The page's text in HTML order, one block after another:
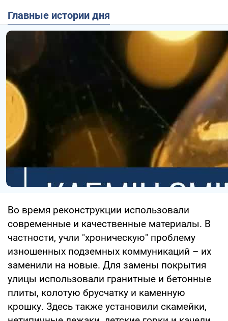
Главные истории дня
Во время реконструкции использовали
современные и качественные материалы. В
частности, учли "хроническую" проблему
изношенных подземных коммуникаций – их
заменили на новые. Для замены покрытия
улицы использовали гранитные и бетонные
плиты, колотую брусчатку и каменную
крошку. Здесь также установили скамейки,